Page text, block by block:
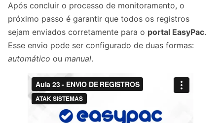
Após concluir o processo de monitoramento, o
próximo passo é garantir que todos os registros
sejam enviados corretamente para o portal EasyPac.
Esse envio pode ser configurado de duas formas:
automático ou manual.